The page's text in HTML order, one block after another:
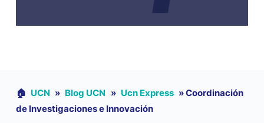
🏠︎ UCN » Blog UCN » Ucn Express »Coordinación
de Investigaciones e Innovación